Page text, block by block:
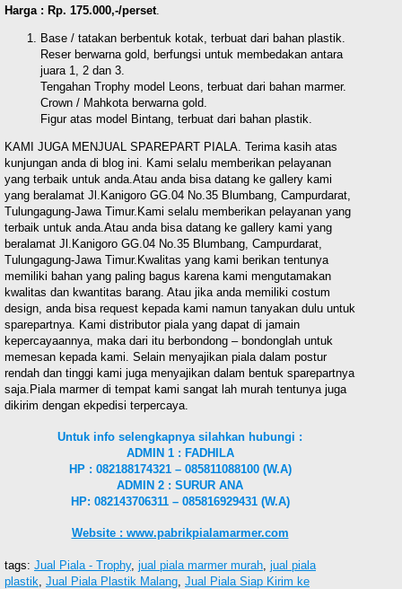
Harga : Rp. 175.000,-/perset
Base / tatakan berbentuk kotak, terbuat dari bahan plastik.
Reser berwarna gold, berfungsi untuk membedakan antara
juara 1, 2 dan 3.
Tengahan Trophy model Leons, terbuat dari bahan marmer.
Crown / Mahkota berwarna gold.
Figur atas model Bintang, terbuat dari bahan plastik.
KAMI JUGA MENJUAL SPAREPART PIALA. Terima kasih atas
kunjungan anda di blog ini. Kami selalu memberikan pelayanan
yang terbaik untuk anda.Atau anda bisa datang ke gallery kami
yang beralamat Jl.Kanigoro GG.04 No.35 Blumbang, Campurdarat,
Tulungagung-Jawa Timur.Kami selalu memberikan pelayanan yang
terbaik untuk anda.Atau anda bisa datang ke gallery kami yang
beralamat Jl.Kanigoro GG.04 No.35 Blumbang, Campurdarat,
Tulungagung-Jawa Timur.Kwalitas yang kami berikan tentunya
memiliki bahan yang paling bagus karena kami mengutamakan
kwalitas dan kwantitas barang. Atau jika anda memiliki costum
design, anda bisa request kepada kami namun tanyakan dulu untuk
sparepartnya. Kami distributor piala yang dapat di jamain
kepercayaannya, maka dari itu berbondong – bondonglah untuk
memesan kepada kami. Selain menyajikan piala dalam postur
rendah dan tinggi kami juga menyajikan dalam bentuk sparepartnya
saja.Piala marmer di tempat kami sangat lah murah tentunya juga
dikirim dengan ekpedisi terpercaya.
Untuk info selengkapnya silahkan hubungi :
ADMIN 1 : FADHILA
HP : 082188174321 – 085811088100 (W.A)
ADMIN 2 : SURUR ANA
HP: 082143706311 – 085816929431 (W.A)
Website : www.pabrikpialamarmer.com
tags: Jual Piala - Trophy, jual piala marmer murah jual piala
plastik Jual Piala Plastik Malang Jual Piala Siap Kirim ke